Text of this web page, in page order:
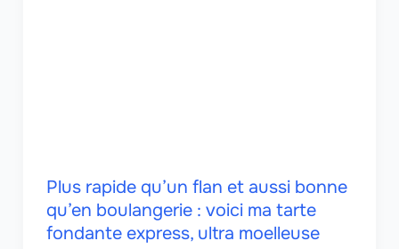
Plus rapide qu’un flan et aussi bonne
qu’en boulangerie : voici ma tarte
fondante express, ultra moelleuse